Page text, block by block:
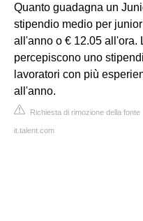
Quanto guadagna un
stipendio medio per
all'anno o € 12.05 all'ora.
percepiscono uno
lavoratori con più
all'anno.
Richiesta di rimozione della fonte
it.talent.com